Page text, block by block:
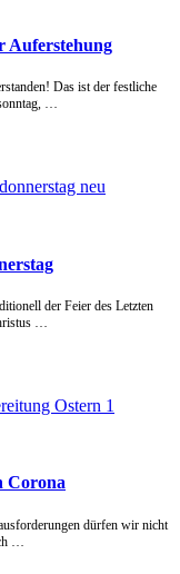
Auferstehung
Das ist der festliche
…
der Feier des Letzten
…
Corona
dürfen wir nicht
…